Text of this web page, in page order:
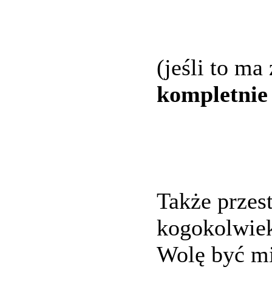
(jeśli to ma
kompletnie
Także
Wolę być